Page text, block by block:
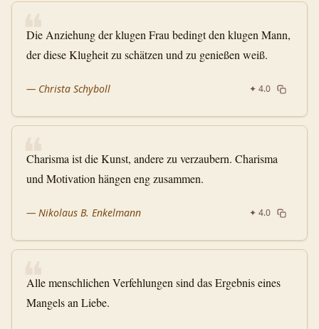
❝
Die Anziehung der klugen Frau bedingt den klugen Mann,
der diese Klugheit zu schätzen und zu genießen weiß.
— Christa Schyboll ✦ 4.0
❝
Charisma ist die Kunst, andere zu verzaubern. Charisma
und Motivation hängen eng zusammen.
— Nikolaus B. Enkelmann ✦ 4.0
❝
Alle menschlichen Verfehlungen sind das Ergebnis eines
Mangels an Liebe.